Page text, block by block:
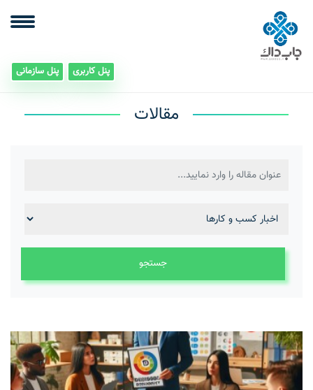
پنل کاربری پنل سازمانی
مقالات
جستجو